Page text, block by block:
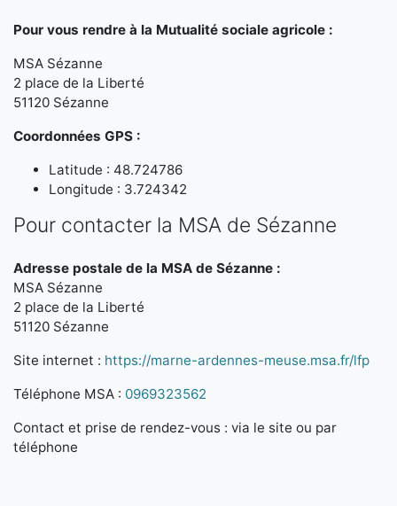
Pour vous rendre à la Mutualité sociale agricole :
MSA Sézanne
2 place de la Liberté
51120 Sézanne
Coordonnées GPS :
Latitude : 48.724786
Longitude : 3.724342
Pour contacter la MSA de Sézanne
Adresse postale de la MSA de Sézanne :
MSA Sézanne
2 place de la Liberté
51120 Sézanne
Site internet : https://marne-ardennes-meuse.msa.fr/lfp
Téléphone MSA : 0969323562
Contact et prise de rendez-vous : via le site ou par
téléphone